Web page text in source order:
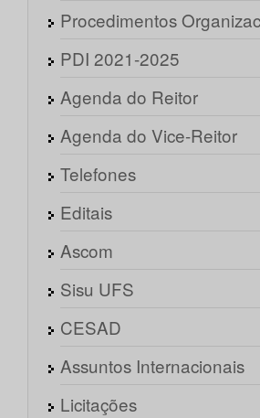
Procedimentos
PDI 2021-2025
Agenda do Reitor
Agenda do Vice-Reitor
Telefones
Editais
Ascom
Sisu UFS
CESAD
Assuntos Internacionais
Licitações